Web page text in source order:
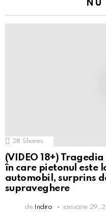
NU
28 Shares
(VIDEO 18+)
în care pietonul este
automobil, surprins
supraveghere
de Indiro ianuarie 29,